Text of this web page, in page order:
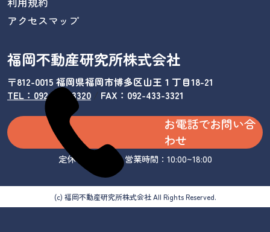
アクセスマップ
福岡不動産研究所株式会社
〒812-0015 福岡県福岡市博多区山王１丁目18-21
TEL：092-433-3320/ FAX：092-433-3321
お電話でお問い合
わせ
定休日：水曜日 営業時間：10:00~18:00
(c) 福岡不動産研究所株式会社 All Rights Reserved.